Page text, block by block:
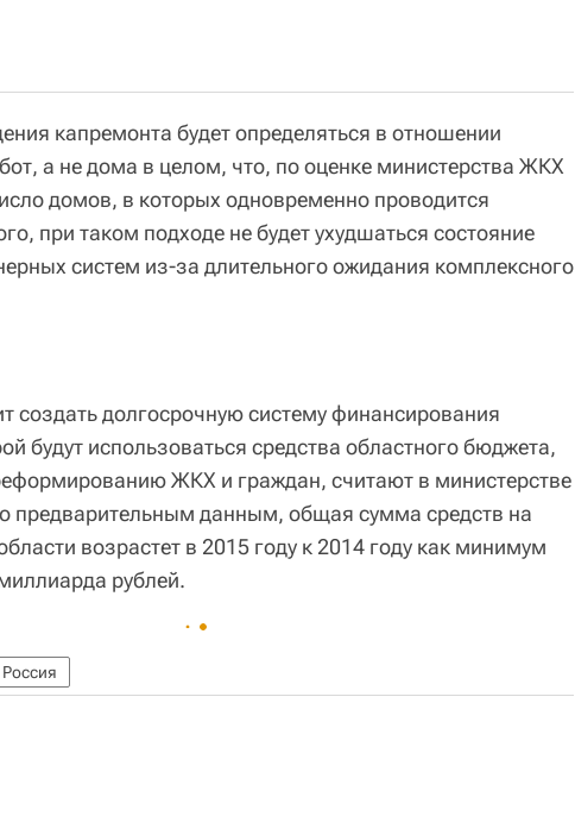
капремонта будет определяться в отношении
а не дома в целом, что, по оценке министерства ЖКХ
домов, в которых одновременно проводится
при таком подходе не будет ухудшаться состояние
систем из-за длительного ожидания комплексного
создать долгосрочную систему финансирования
будут использоваться средства областного бюджета,
ЖКХ и граждан, считают в министерстве
предварительным данным, общая сумма средств на
возрастет в 2015 году к 2014 году как минимум
рублей.
Россия